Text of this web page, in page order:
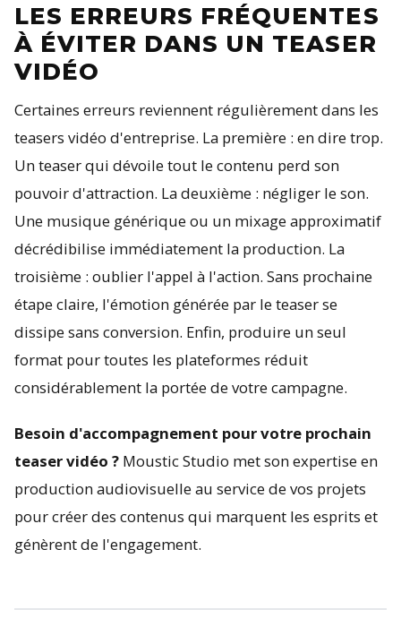
LES ERREURS FRÉQUENTES
À ÉVITER DANS UN TEASER
VIDÉO
Certaines erreurs reviennent régulièrement dans les
teasers vidéo d'entreprise. La première : en dire trop.
Un teaser qui dévoile tout le contenu perd son
pouvoir d'attraction. La deuxième : négliger le son.
Une musique générique ou un mixage approximatif
décrédibilise immédiatement la production. La
troisième : oublier l'appel à l'action. Sans prochaine
étape claire, l'émotion générée par le teaser se
dissipe sans conversion. Enfin, produire un seul
format pour toutes les plateformes réduit
considérablement la portée de votre campagne.
Besoin d'accompagnement pour votre prochain
teaser vidéo ? Moustic Studio met son expertise en
production audiovisuelle au service de vos projets
pour créer des contenus qui marquent les esprits et
génèrent de l'engagement.